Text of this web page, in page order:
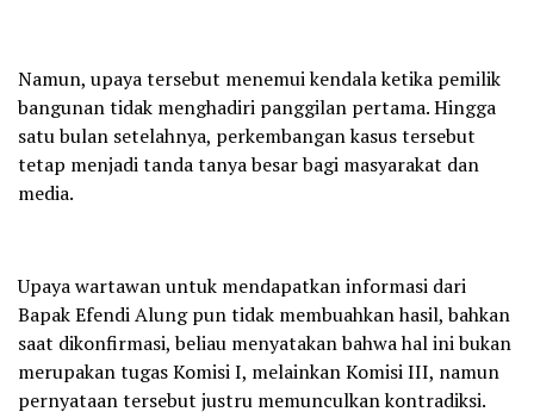
Namun, upaya tersebut menemui kendala ketika pemilik
bangunan tidak menghadiri panggilan pertama. Hingga
satu bulan setelahnya, perkembangan kasus tersebut
tetap menjadi tanda tanya besar bagi masyarakat dan
media.
Upaya wartawan untuk mendapatkan informasi dari
Bapak Efendi Alung pun tidak membuahkan hasil, bahkan
saat dikonfirmasi, beliau menyatakan bahwa hal ini bukan
merupakan tugas Komisi I, melainkan Komisi III, namun
pernyataan tersebut justru memunculkan kontradiksi.